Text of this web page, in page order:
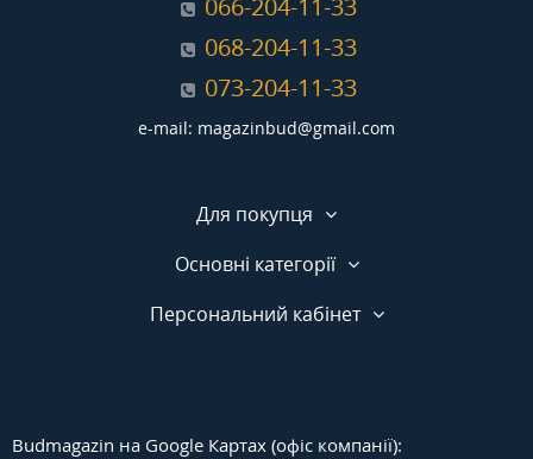
066-204-11-33
068-204-11-33
073-204-11-33
e-mail: magazinbud@gmail.com
Для покупця
Основні категорії
Персональний кабінет
Budmagazin на Google Картах (офіс компанії):